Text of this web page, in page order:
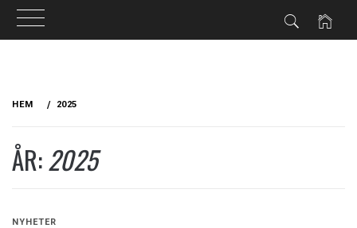
HEM 2025
ÅR:2025
NYHETER